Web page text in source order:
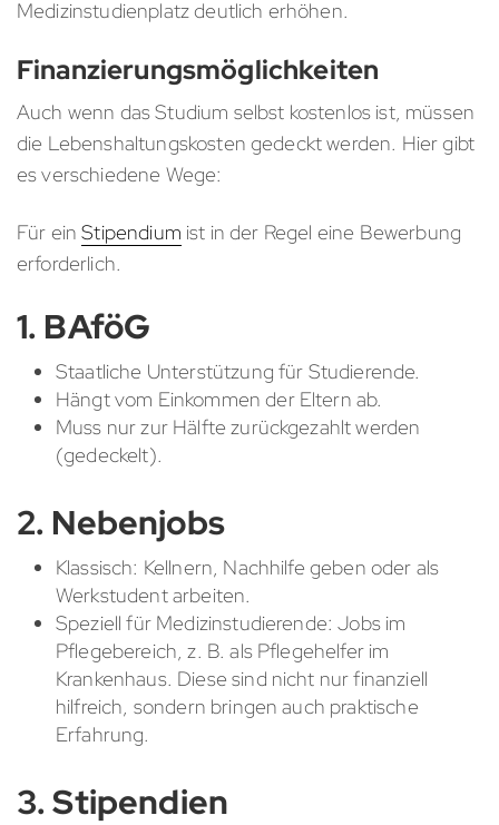
Medizinstudienplatz deutlich erhöhen.
Finanzierungsmöglichkeiten
Auch wenn das Studium selbst kostenlos ist, müssen
die Lebenshaltungskosten gedeckt werden. Hier gibt
es verschiedene Wege:
Für einStipendium ist in der Regel eine Bewerbung
erforderlich.
1. BAföG
Staatliche Unterstützung für Studierende.
Hängt vom Einkommen der Eltern ab.
Muss nur zur Hälfte zurückgezahlt werden
(gedeckelt).
2. Nebenjobs
Klassisch: Kellnern, Nachhilfe geben oder als
Werkstudent arbeiten.
Speziell für Medizinstudierende: Jobs im
Pflegebereich, z. B. als Pflegehelfer im
Krankenhaus. Diese sind nicht nur finanziell
hilfreich, sondern bringen auch praktische
Erfahrung.
3. Stipendien